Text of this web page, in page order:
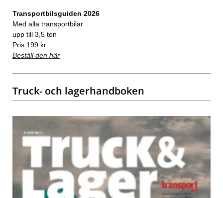
Transportbilsguiden 2026
Med alla transportbilar
upp till 3,5 ton
Pris 199 kr
Beställ den här
Truck- och lagerhandboken